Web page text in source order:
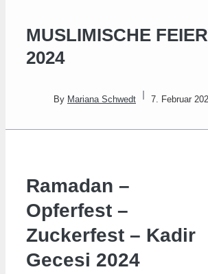
MUSLIMISCHE
2024
By Mariana Schwedt 7. Februar
Ramadan –
Opferfest –
Zuckerfest – Kadir
Gecesi 2024